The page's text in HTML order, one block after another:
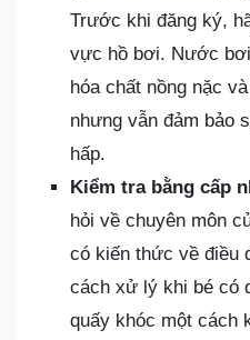
Trước khi đăng ký,
vực hồ bơi. Nước
hóa chất nồng nặc
nhưng vẫn đảm bảo
hấp.
Kiểm tra bằng cấp
hỏi về chuyên môn
có kiến thức về điều
cách xử lý khi bé có
quấy khóc một cách